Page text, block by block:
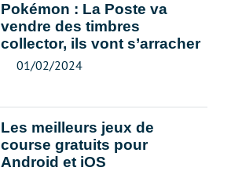
Pokémon : La Poste va
vendre des timbres
collector, ils vont s’arracher
01/02/2024
Les meilleurs jeux de
course gratuits pour
Android et iOS